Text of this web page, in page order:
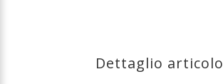
Dettaglio articolo